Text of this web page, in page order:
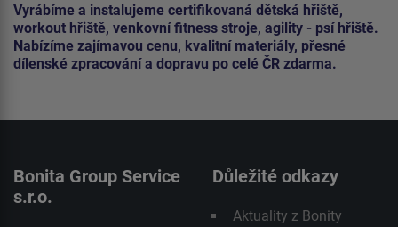
Vyrábíme a instalujeme certifikovaná dětská hřiště,
workout hřiště, venkovní fitness stroje, agility - psí hřiště.
Nabízíme zajímavou cenu, kvalitní materiály, přesné
dílenské zpracování a dopravu po celé ČR zdarma.
Bonita Group Service
s.r.o.
Důležité odkazy
Aktuality z Bonity